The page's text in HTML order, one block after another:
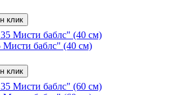
клик
баблс" (40 см)
клик